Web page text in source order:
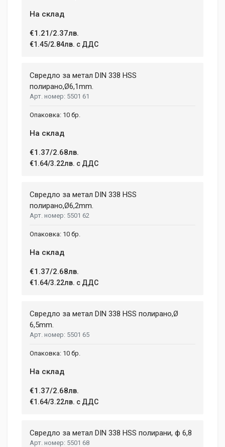
На склад
€1.21/2.37лв.
€1.45/2.84лв. с ДДС
Свредло за метал DIN 338 HSS
полиранo,Ø6,1mm.
5501 61
10 бр.
На склад
€1.37/2.68лв.
€1.64/3.22лв. с ДДС
Свредло за метал DIN 338 HSS
полиранo,Ø6,2mm.
5501 62
10 бр.
На склад
€1.37/2.68лв.
€1.64/3.22лв. с ДДС
Свредло за метал DIN 338 HSS полирано,Ø
6,5mm.
5501 65
10 бр.
На склад
€1.37/2.68лв.
€1.64/3.22лв. с ДДС
Свредло за метал DIN 338 HSS полирани, ф 6,8
5501 68